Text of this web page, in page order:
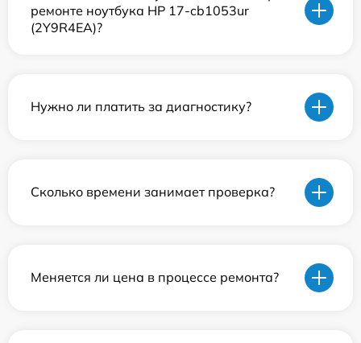
ремонте ноутбука HP 17-cb1053ur
(2Y9R4EA)?
Нужно ли платить за диагностику?
Сколько времени занимает проверка?
Меняется ли цена в процессе ремонта?